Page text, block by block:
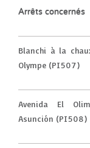
Arrêts concernés
Blanchi à la
Olympe (PI507)
Avenida El
Asunción (PI508)